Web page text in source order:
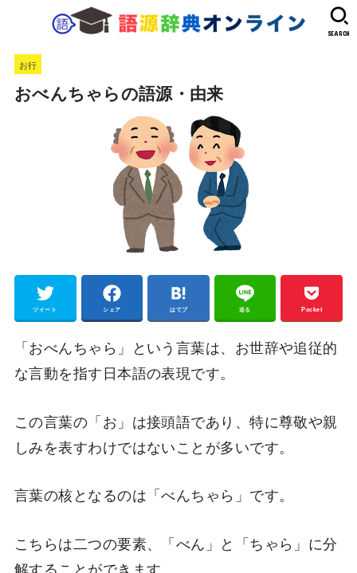
SEARCH
お行
おべんちゃらの語源・由来
ツイート シェア はてブ 送る Pocket
「おべんちゃら」という言葉は、お世辞や追従的
な言動を指す日本語の表現です。
この言葉の「お」は接頭語であり、特に尊敬や親
しみを表すわけではないことが多いです。
言葉の核となるのは「べんちゃら」です。
こちらは二つの要素、「べん」と「ちゃら」に分
解することができます。